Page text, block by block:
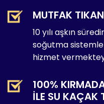
MUTFAK
10 yılı aşkın
soğutma
hizmet
100%
ILE SU KAÇAK